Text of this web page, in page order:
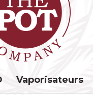
Vaporisateurs